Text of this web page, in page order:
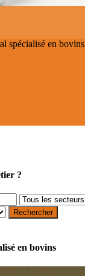
spécialisé en bovins
?
en bovins